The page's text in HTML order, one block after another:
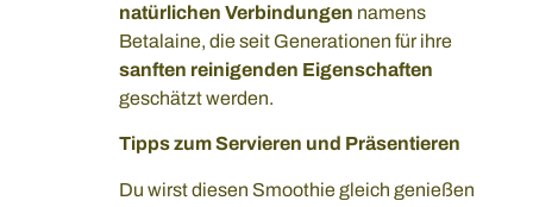
natürlichen Verbindungen namens
Betalaine, die seit Generationen für ihre
sanften reinigenden Eigenschaften
geschätzt werden.
Tipps zum Servieren und Präsentieren
Du wirst diesen Smoothie gleich genießen